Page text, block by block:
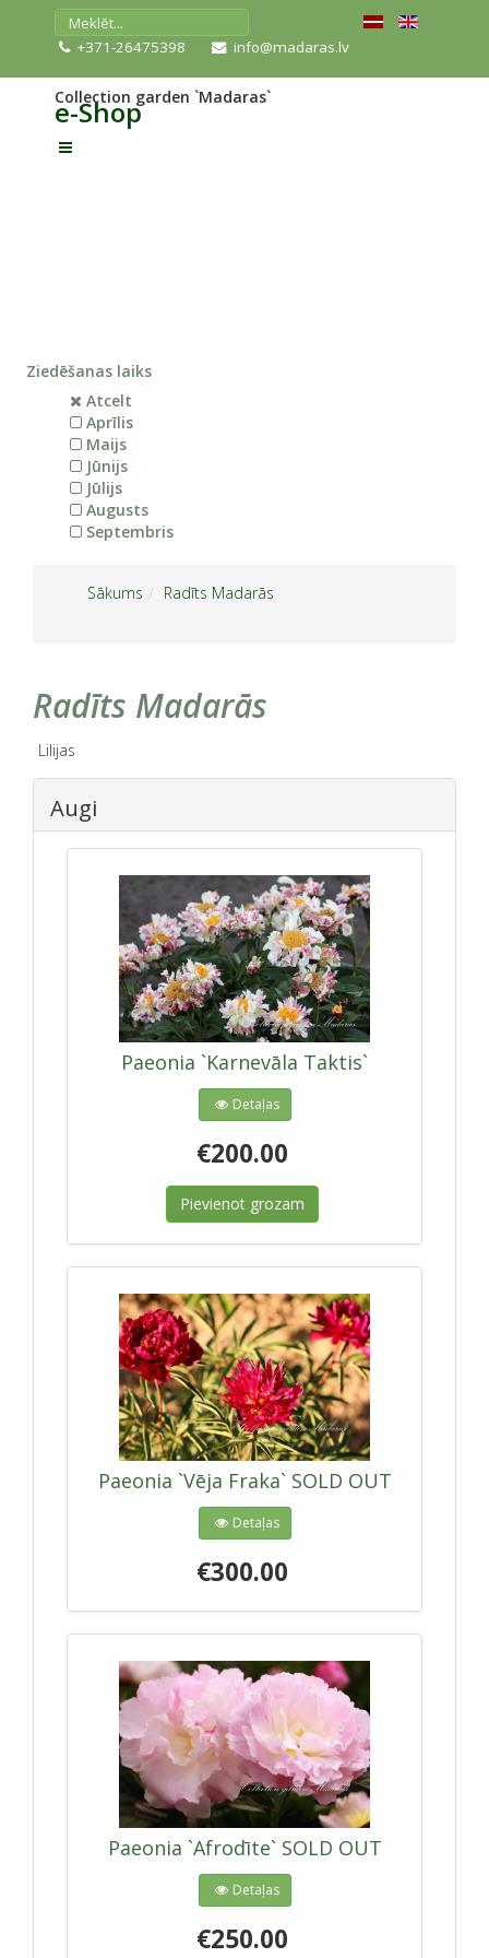
+371-26475398 info@madaras.lv
e-Shop
Collection garden `Madaras`
Ziedēšanas laiks
Atcelt
Aprīlis
Maijs
Jūnijs
Jūlijs
Augusts
Septembris
Sākums Radīts Madarās
Radīts Madarās
Lilijas
Augi
Paeonia `Karnevāla Taktis`
Detaļas
€200.00
Pievienot grozam
Paeonia `Vēja Fraka` SOLD OUT
Detaļas
€300.00
Paeonia `Afrodīte` SOLD OUT
Detaļas
€250.00